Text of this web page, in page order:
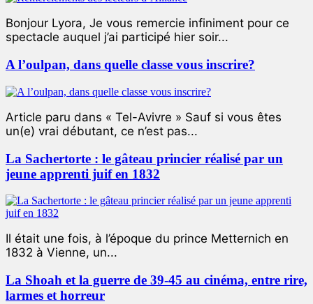
Bonjour Lyora, Je vous remercie infiniment pour ce
spectacle auquel j’ai participé hier soir...
A l’oulpan, dans quelle classe vous inscrire?
Article paru dans « Tel-Avivre » Sauf si vous êtes
un(e) vrai débutant, ce n’est pas...
La Sachertorte : le gâteau princier réalisé par un
jeune apprenti juif en 1832
Il était une fois, à l’époque du prince Metternich en
1832 à Vienne, un...
La Shoah et la guerre de 39-45 au cinéma, entre rire,
larmes et horreur